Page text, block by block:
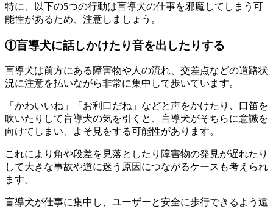
特に、以下の5つの行動は盲導犬の仕事を邪魔してしまう可
能性があるため、注意しましょう。
①盲導犬に話しかけたり音を出したりする
盲導犬は前方にある障害物や人の流れ、交差点などの道路状
況に注意を払いながら非常に集中して歩いています。
「かわいいね」「お利口だね」などと声をかけたり、口笛を
吹いたりして盲導犬の気を引くと、盲導犬がそちらに意識を
向けてしまい、
よそ見をする可能性があります。
これにより角や段差を見落としたり障害物の発見が遅れたり
して大きな事故や道に迷う原因につながるケースも考えられ
ます。
盲導犬が仕事に集中し、ユーザーと安全に歩行できるよう 遠